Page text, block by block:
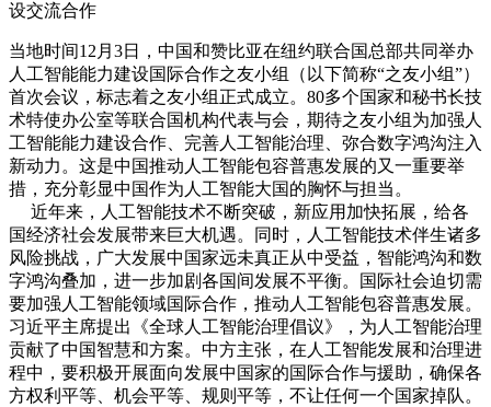
设交流合作
当地时间12月3日，中国和赞比亚在纽约联合国总部共同举办
人工智能能力建设国际合作之友小组（以下简称“之友小组”）
首次会议，标志着之友小组正式成立。80多个国家和秘书长技
术特使办公室等联合国机构代表与会，期待之友小组为加强人
工智能能力建设合作、完善人工智能治理、弥合数字鸿沟注入
新动力。这是中国推动人工智能包容普惠发展的又一重要举
措，充分彰显中国作为人工智能大国的胸怀与担当。
近年来，人工智能技术不断突破，新应用加快拓展，给各
国经济社会发展带来巨大机遇。同时，人工智能技术伴生诸多
风险挑战，广大发展中国家远未真正从中受益，智能鸿沟和数
字鸿沟叠加，进一步加剧各国间发展不平衡。国际社会迫切需
要加强人工智能领域国际合作，推动人工智能包容普惠发展。
习近平主席提出《全球人工智能治理倡议》，为人工智能治理
贡献了中国智慧和方案。中方主张，在人工智能发展和治理进
程中，要积极开展面向发展中国家的国际合作与援助，确保各
方权利平等、机会平等、规则平等，不让任何一个国家掉队。